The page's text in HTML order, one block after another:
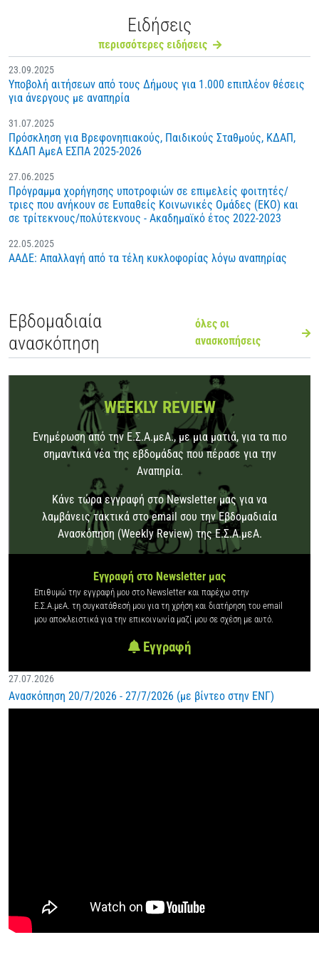
Ειδήσεις
περισσότερες ειδήσεις
23.09.2025
Υποβολή αιτήσεων από τους Δήμους για 1.000 επιπλέον θέσεις
για άνεργους με αναπηρία
31.07.2025
Πρόσκληση για Βρεφονηπιακούς, Παιδικούς Σταθμούς, ΚΔΑΠ,
ΚΔΑΠ ΑμεΑ ΕΣΠΑ 2025-2026
27.06.2025
Πρόγραμμα χορήγησης υποτροφιών σε επιμελείς φοιτητές/
τριες που ανήκουν σε Ευπαθείς Κοινωνικές Ομάδες (ΕΚΟ) και
σε τρίτεκνους/πολύτεκνους - Ακαδημαϊκό έτος 2022-2023
22.05.2025
ΑΑΔΕ: Απαλλαγή από τα τέλη κυκλοφορίας λόγω αναπηρίας
Εβδομαδιαία
ανασκόπηση
όλες οι
ανασκοπήσεις
WEEKLY REVIEW
Ενημέρωση από την Ε.Σ.Α.μεΑ., με μια ματιά, για τα πιο
σημαντικά νέα της εβδομάδας που πέρασε για την
Αναπηρία.
Κάνε τώρα εγγραφή στο Newsletter μας για να
λαμβάνεις τακτικά στο email σου την Εβδομαδιαία
Ανασκόπηση (Weekly Review) της Ε.Σ.Α.μεΑ.
Εγγραφή στο Newsletter μας
Επιθυμώ την εγγραφή μου στο Newsletter και παρέχω στην
Ε.Σ.Α.μεΑ. τη συγκατάθεσή μου για τη χρήση και διατήρηση του email
μου αποκλειστικά για την επικοινωνία μαζί μου σε σχέση με αυτό.
Εγγραφή
27.07.2026
Ανασκόπηση 20/7/2026 - 27/7/2026 (με βίντεο στην ΕΝΓ)